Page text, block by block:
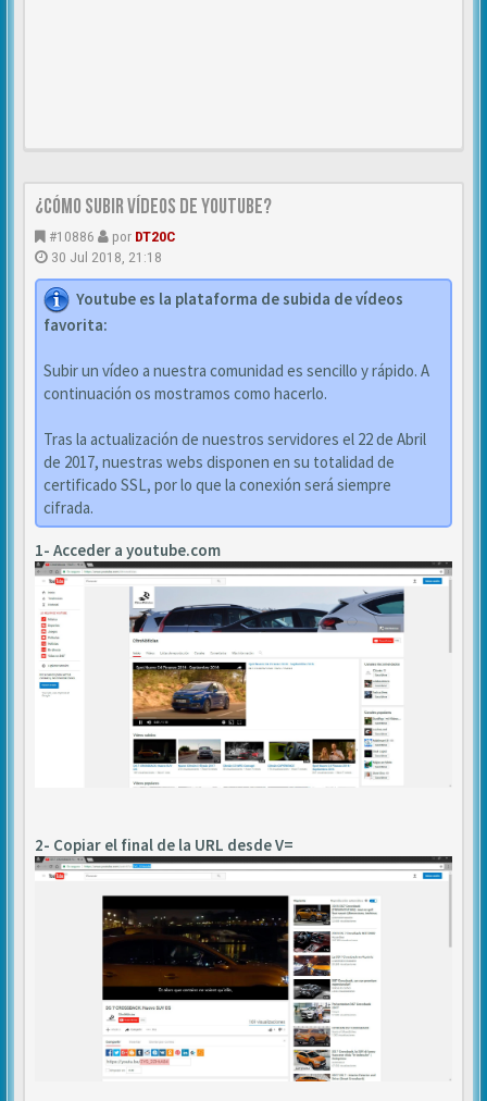
¿CÓMO SUBIR VÍDEOS DE YOUTUBE?
#10886 por DT20C
30 Jul 2018, 21:18
Youtube es la plataforma de subida de vídeos
favorita:
Subir un vídeo a nuestra comunidad es sencillo y rápido. A
continuación os mostramos como hacerlo.
Tras la actualización de nuestros servidores el 22 de Abril
de 2017, nuestras webs disponen en su totalidad de
certificado SSL, por lo que la conexión será siempre
cifrada.
1- Acceder a youtube.com
2- Copiar el final de la URL desde V=